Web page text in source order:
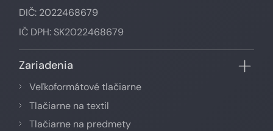
DIČ: 2022468679
IČ DPH: SK2022468679
Zariadenia
Veľkoformátové tlačiarne
Tlačiarne na textil
Tlačiarne na predmety